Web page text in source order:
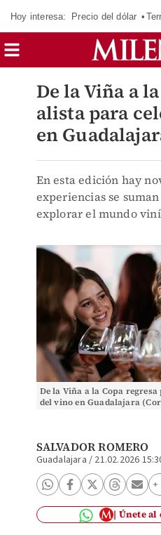
Hoy interesa: Precio del dólar
De la Viña a
alista para
en
En esta edición hay
experiencias se
explorar el mundo
De la Viña a la Copa
del vino en Guadalajara
SALVADOR ROMERO
Guadalajara / 21.02.2026
Únete al